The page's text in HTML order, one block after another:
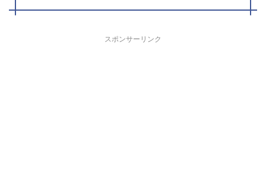
スポンサーリンク